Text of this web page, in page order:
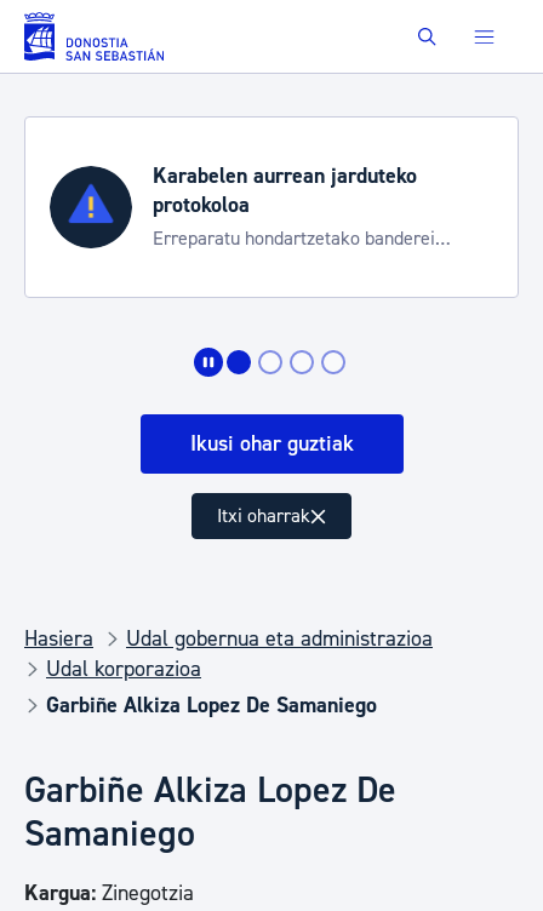
Eduki nagusira joan Buscar
Karabelen aurrean jarduteko
protokoloa
Erreparatu hondartzetako banderei
Ikusi ohar guztiak
Itxi oharrak
Hasiera
Udal gobernua eta administrazioa
Udal korporazioa
Garbiñe Alkiza Lopez De Samaniego
Garbiñe Alkiza Lopez De
Samaniego
Kargua: Zinegotzia